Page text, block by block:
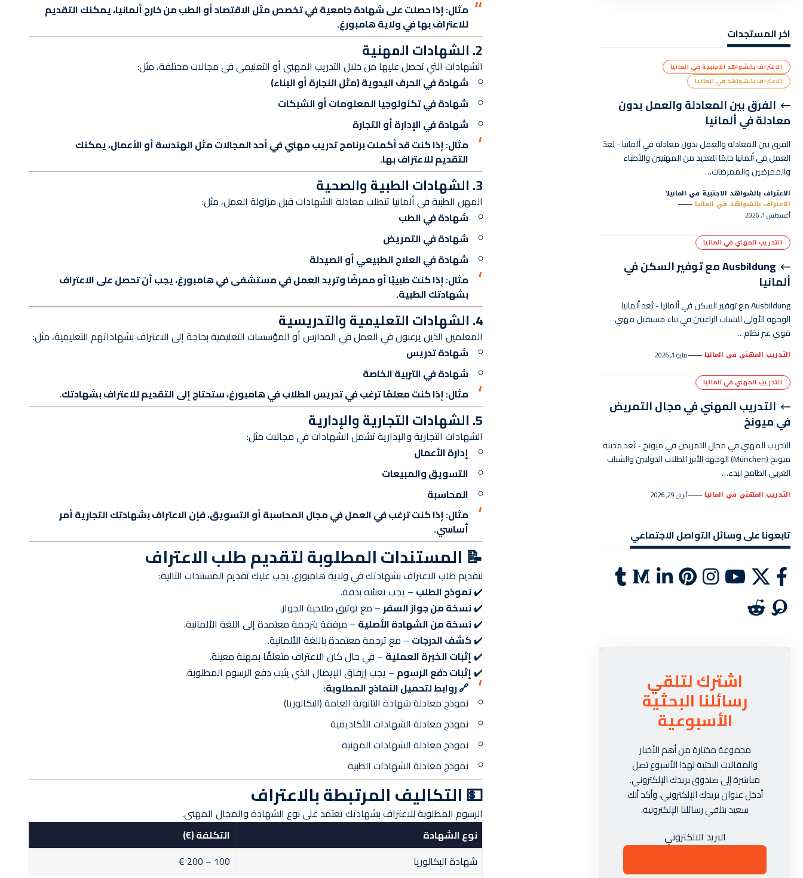
مثال:إذا حصلت على شهادة جامعية في تخصص مثل الاقتصاد أو الطب من خارج ألمانيا، يمكنك التقديم
للاعتراف بها في ولاية هامبورغ.
2. الشهادات المهنية
الشهادات التي تحصل عليها من خلال التدريب المهني أو التعليمي في مجالات مختلفة، مثل:
شهادة في الحرف اليدوية (مثل النجارة أو البناء)
شهادة في تكنولوجيا المعلومات أو الشبكات
شهادة في الإدارة أو التجارة
مثال:إذا كنت قد أكملت برنامج تدريب مهني في أحد المجالات مثل الهندسة أو الأعمال، يمكنك
التقديم للاعتراف بها.
3. الشهادات الطبية والصحية
المهن الطبية في ألمانيا تتطلب معادلة الشهادات قبل مزاولة العمل، مثل:
شهادة في الطب
شهادة في التمريض
شهادة في العلاج الطبيعي أو الصيدلة
مثال:إذا كنت طبيبًا أو ممرضًا وتريد العمل في مستشفى في هامبورغ، يجب أن تحصل على الاعتراف
بشهادتك الطبية.
4. الشهادات التعليمية والتدريسية
المعلمين الذين يرغبون في العمل في المدارس أو المؤسسات التعليمية بحاجة إلى الاعتراف بشهاداتهم التعليمية، مثل:
شهادة تدريس
شهادة في التربية الخاصة
مثال:إذا كنت معلمًا ترغب في تدريس الطلاب في هامبورغ، ستحتاج إلى التقديم للاعتراف بشهادتك.
5. الشهادات التجارية والإدارية
الشهادات التجارية والإدارية تشمل الشهادات في مجالات مثل:
إدارة الأعمال
التسويق والمبيعات
المحاسبة
مثال:إذا كنت ترغب في العمل في مجال المحاسبة أو التسويق، فإن الاعتراف بشهادتك التجارية أمر
أساسي.
📝 المستندات المطلوبة لتقديم طلب الاعتراف
لتقديم طلب الاعتراف بشهادتك في ولاية هامبورغ، يجب عليك تقديم المستندات التالية:
✔️نموذج الطلب – يجب تعبئته بدقة.
✔️نسخة من جواز السفر– مع توثيق صلاحية الجواز.
✔️نسخة من الشهادة الأصلية – مرفقة بترجمة معتمدة إلى اللغة الألمانية.
✔️كشف الدرجات – مع ترجمة معتمدة باللغة الألمانية.
✔️إثبات الخبرة العملية – في حال كان الاعتراف متعلقًا بمهنة معينة.
✔️إثبات دفع الرسوم – يجب إرفاق الإيصال الذي يثبت دفع الرسوم المطلوبة.
🔗 روابط لتحميل النماذج المطلوبة:
نموذج معادلة شهادة الثانوية العامة (البكالوريا)
نموذج معادلة الشهادات الأكاديمية
نموذج معادلة الشهادات المهنية
نموذج معادلة الشهادات الطبية
💵 التكاليف المرتبطة بالاعتراف
الرسوم المطلوبة للاعتراف بشهادتك تعتمد على نوع الشهادة والمجال المهني.
نوع الشهادة
التكلفة (€)
شهادة البكالوريا
100 – 200 €
اخر المستجدات
الاعتراف بالشواهد الاجنبية في المانيا
الاعتراف بالشواهد في المانيا
الفرق بين المعادلة والعمل بدون
معادلة في ألمانيا
الفرق بين المعادلة والعمل بدون معادلة في ألمانيا - يُعدّ
العمل في ألمانيا حلمًا للعديد من المهنيين والأطباء
والممرضين والممرضات…
الاعتراف بالشواهد الاجنبية في المانيا
الاعتراف بالشواهد في المانيا
أغسطس 1, 2026
التدريب المهني في المانيا
Ausbildung مع توفير السكن في
ألمانيا
Ausbildung مع توفير السكن في ألمانيا - تُعد ألمانيا
الوجهة الأولى للشباب الراغبين في بناء مستقبل مهني
قوي عبر نظام…
التدريب المهني في المانيا مايو 1, 2026
التدريب المهني في المانيا
التدريب المهني في مجال التمريض
في ميونخ
التدريب المهني في مجال التمريض في ميونخ - تُعد مدينة
ميونخ (München) الوجهة الأبرز للطلاب الدوليين والشباب
العربي الطامح لبدء…
التدريب المهني في المانيا أبريل 29, 2026
تابعونا على وسائل التواصل الاجتماعي
اشترك لتلقي
رسائلنا البحثية
الأسبوعية
مجموعة مختارة من أهم الأخبار
والمقالات البحثية لهذا الأسبوع تصل
مباشرة إلى صندوق بريدك الإلكتروني.
أدخل عنوان بريدك الإلكتروني، وأكد أنك
سعيد بتلقي رسائلنا الإلكترونية.
البريد الالكتروني